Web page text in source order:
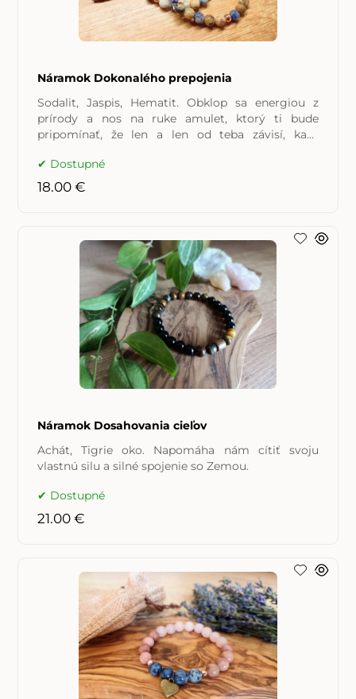
Náramok Dokonalého prepojenia
Sodalit, Jaspis, Hematit. Obklop sa energiou z
prírody a nos na ruke amulet, ktorý ti bude
pripomínať, že len a len od teba závisí, kam
Dostupné
18.00 €
Náramok Dosahovania cieľov
Achát, Tigrie oko. Napomáha nám cítiť svoju
vlastnú silu a silné spojenie so Zemou.
Dostupné
21.00 €